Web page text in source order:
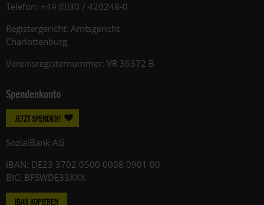
Telefon: +49 (0)30 / 420248-0
Registergericht: Amtsgericht
Charlottenburg
Vereinsregisternummer: VR 36372 B
Spendenkonto
JETZT SPENDEN!
SozialBank AG
IBAN: DE23 3702 0500 0008 0901 00
BIC: BFSWDE33XXX
IBAN KOPIEREN